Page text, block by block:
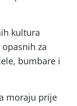
kultura
za
bumbare i
moraju prije